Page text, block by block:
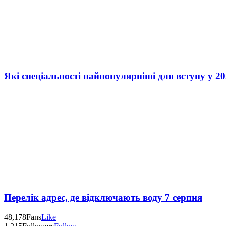
Які спеціальності найпопулярніші для вступу у
Перелік адрес, де відключають воду 7 серпня
48,178FansLike